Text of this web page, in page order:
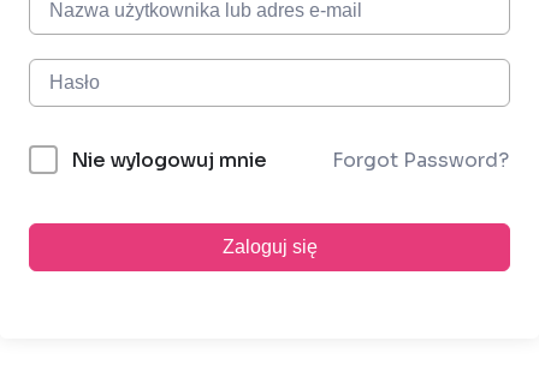
Nie wylogowuj mnie Forgot Password?
Zaloguj się